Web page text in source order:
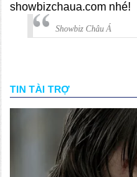
showbizchaua.com nhé!
Showbiz Châu Á